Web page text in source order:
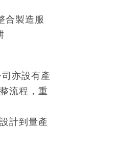
合製造服
亦設有產
流程，重
計到量產